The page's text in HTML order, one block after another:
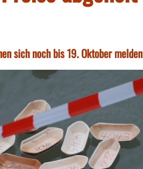
sich noch bis 19. Oktober melden